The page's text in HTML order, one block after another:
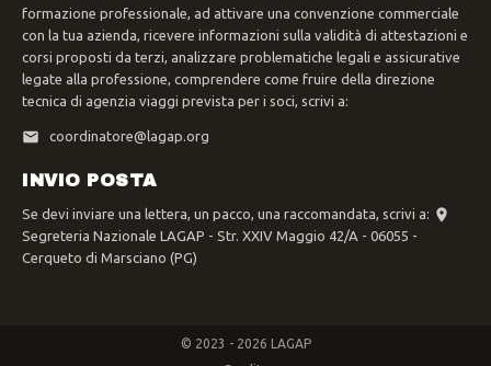
formazione professionale, ad attivare una convenzione commerciale
con la tua azienda, ricevere informazioni sulla validità di attestazioni e
corsi proposti da terzi, analizzare problematiche legali e assicurative
legate alla professione, comprendere come fruire della direzione
tecnica di agenzia viaggi prevista per i soci, scrivi a:
coordinatore@lagap.org
INVIO POSTA
Se devi inviare una lettera, un pacco, una raccomandata, scrivi a:
Segreteria Nazionale LAGAP - Str. XXIV Maggio 42/A - 06055 -
Cerqueto di Marsciano (PG)
© 2023 - 2026 LAGAP